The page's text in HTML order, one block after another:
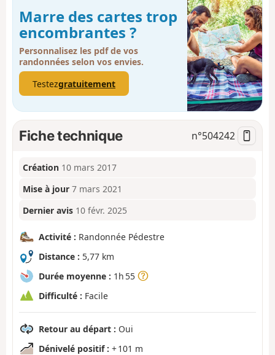
i
o
n
Marre des cartes trop
encombrantes ?
Personnalisez les pdf de vos
randonnées selon vos envies.
Testezgratuitement
Fiche technique n°504242
Création 10 mars 2017
Mise à jour 7 mars 2021
Dernier avis 10 févr. 2025
Activité : Randonnée Pédestre
Distance : 5,77 km
Durée moyenne : 1h 55
Difficulté : Facile
Retour au départ : Oui
Dénivelé positif : + 101 m